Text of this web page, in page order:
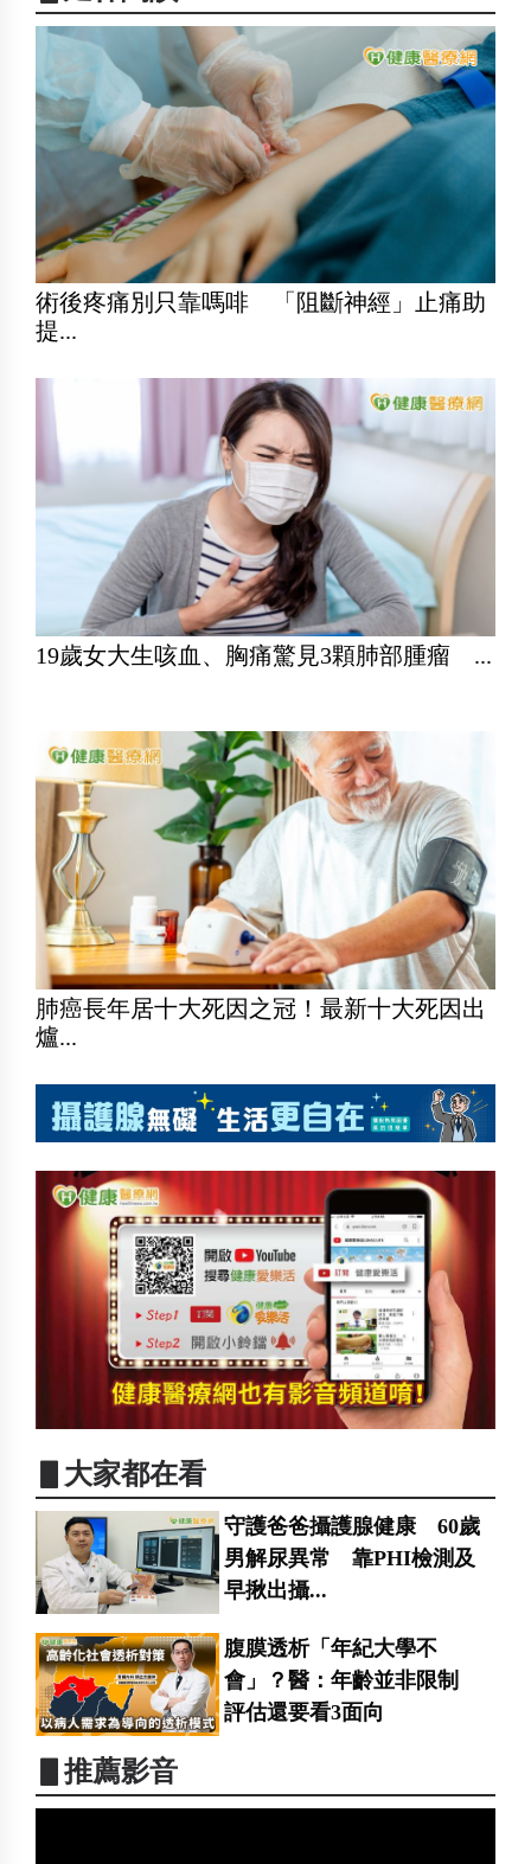
術後疼痛別只靠嗎啡 「阻斷神經」止痛助
提...
19歲女大生咳血、胸痛驚見3顆肺部腫瘤 ...
肺癌長年居十大死因之冠！最新十大死因出
爐...
▋大家都在看
守護爸爸攝護腺健康 60歲
男解尿異常 靠PHI檢測及
早揪出攝...
腹膜透析「年紀大學不
會」？醫：年齡並非限制
評估還要看3面向
▋推薦影音